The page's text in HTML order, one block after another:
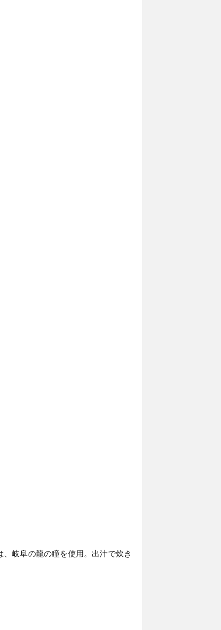
岐阜の龍の瞳を使用。出汁で炊き